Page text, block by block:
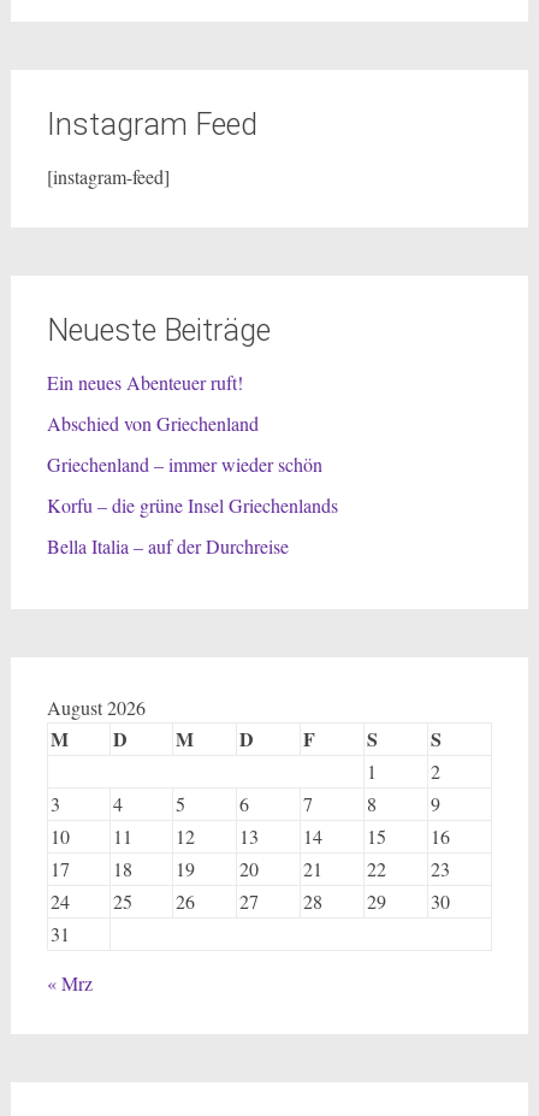
Instagram Feed
[instagram-feed]
Neueste Beiträge
Ein neues Abenteuer ruft!
Abschied von Griechenland
Griechenland – immer wieder schön
Korfu – die grüne Insel Griechenlands
Bella Italia – auf der Durchreise
August 2026
M D M D F S S
1
2
3
4 5 6 7 8
9
10
11 12 13 14 15
16
17
18 19 20 21 22
23
24
25 26 27 28 29
30
31
« Mrz